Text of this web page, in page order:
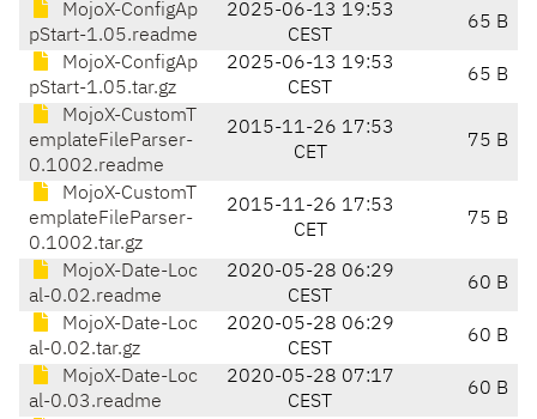
MojoX-ConfigAp
pStart-1.05.readme
2025-06-13 19:53
CEST
65 B
MojoX-ConfigAp
pStart-1.05.tar.gz
2025-06-13 19:53
CEST
65 B
MojoX-CustomT
emplateFileParser-
0.1002.readme
2015-11-26 17:53
CET
75 B
MojoX-CustomT
emplateFileParser-
0.1002.tar.gz
2015-11-26 17:53
CET
75 B
MojoX-Date-Loc
al-0.02.readme
2020-05-28 06:29
CEST
60 B
MojoX-Date-Loc
al-0.02.tar.gz
2020-05-28 06:29
CEST
60 B
MojoX-Date-Loc
al-0.03.readme
2020-05-28 07:17
CEST
60 B